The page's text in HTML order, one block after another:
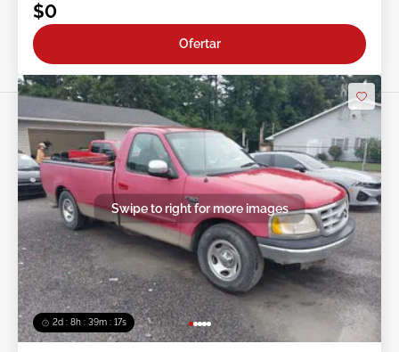
$0
Ofertar
2d : 8h : 39m : 15s
Swipe to right for more images